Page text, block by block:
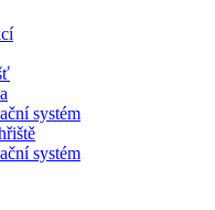
systém
systém